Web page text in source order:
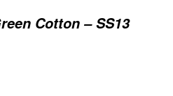
Cotton – SS13